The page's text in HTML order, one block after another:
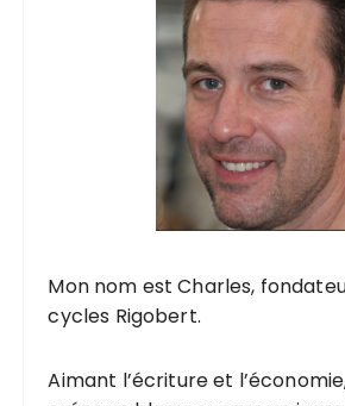
Mon nom est Charles,
cycles Rigobert.
Aimant l’écriture et